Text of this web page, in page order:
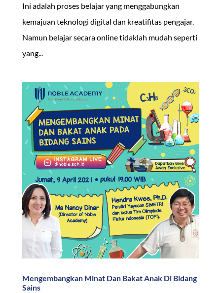
Ini adalah proses belajar yang menggabungkan
kemajuan teknologi digital dan kreatifitas pengajar.
Namun belajar secara online tidaklah mudah seperti
yang...
Mengembangkan Minat Dan Bakat Anak Di Bidang
Sains